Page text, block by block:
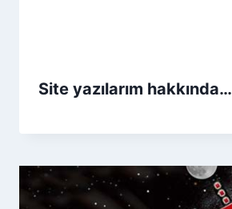
Site yazılarım hakkında…